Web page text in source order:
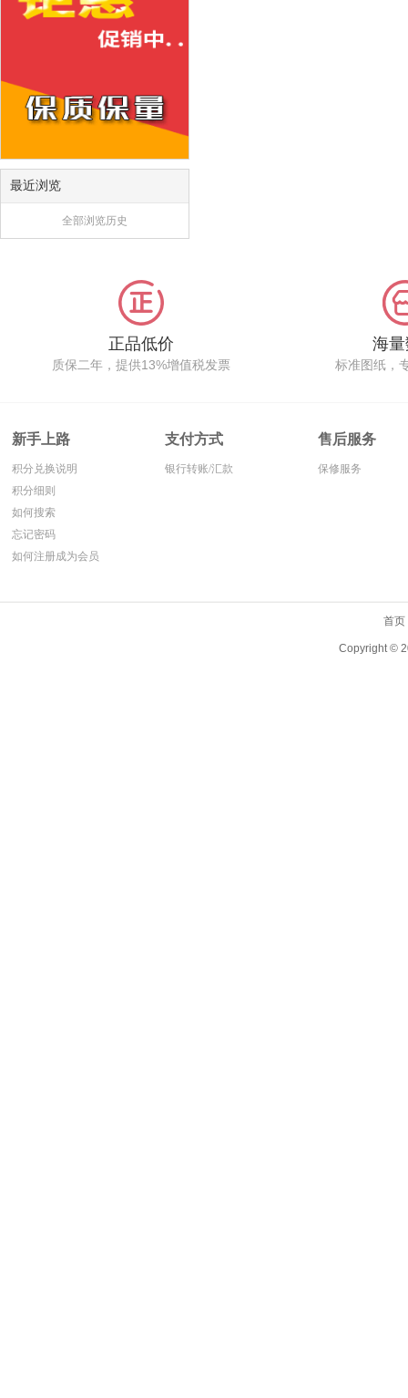
最近浏览
全部浏览历史
正品低价
质保二年，提供13%增值税发票
海
标准图纸，
新手上路
积分兑换说明
积分细则
如何搜索
忘记密码
如何注册成为会员
支付方式
银行转账/汇款
售后服务
保修服务
首页
Copyright ©